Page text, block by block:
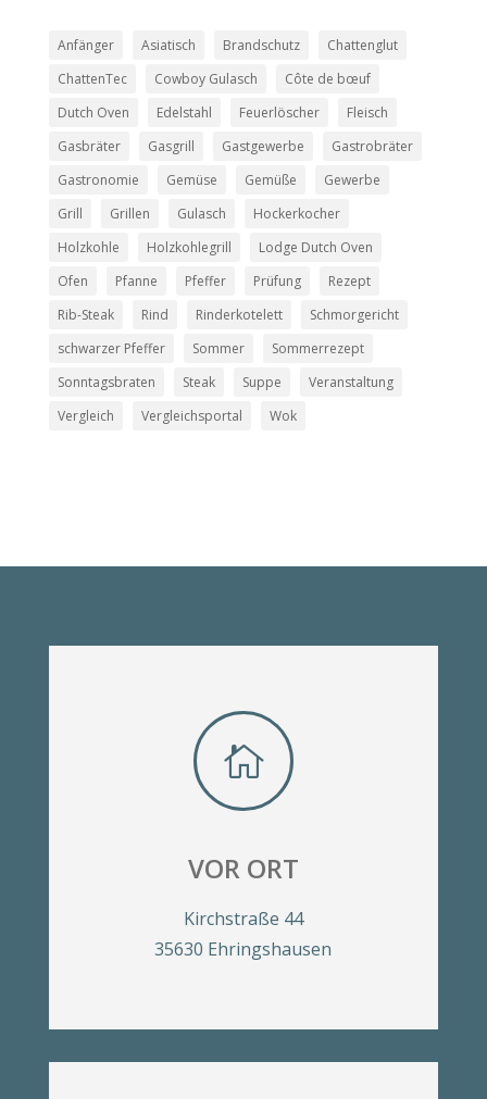
Anfänger Asiatisch Brandschutz
Chattenglut
ChattenTec
Cowboy Gulasch
Côte de bœuf
Dutch Oven
Edelstahl Feuerlöscher
Fleisch
Gasbräter
Gasgrill Gastgewerbe
Gastrobräter
Gastronomie
Gemüse Gemüße
Gewerbe
Grill
Grillen Gulasch
Hockerkocher
Holzkohle
Holzkohlegrill
Lodge Dutch Oven
Ofen
Pfanne Pfeffer Prüfung
Rezept
Rib-Steak
Rind Rinderkotelett
Schmorgericht
schwarzer Pfeffer
Sommer
Sommerrezept
Sonntagsbraten
Steak Suppe
Veranstaltung
Vergleich
Vergleichsportal Wok

VOR ORT
Kirchstraße 44
35630 Ehringshausen